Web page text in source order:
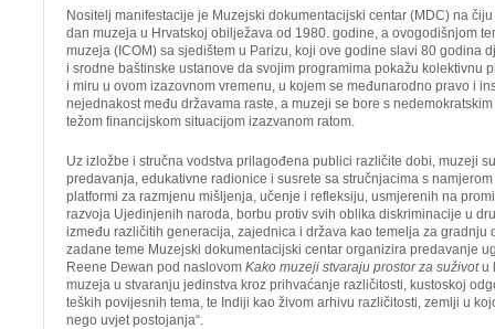
Nositelj manifestacije je Muzejski dokumentacijski centar (MDC) na
dan muzeja u Hrvatskoj obilježava od 1980. godine, a ovogodišnjom
muzeja (ICOM) sa sjedištem u Parizu, koji ove godine slavi 80 godina
i srodne baštinske ustanove da svojim programima pokažu kolektivnu
i miru u ovom izazovnom vremenu, u kojem se međunarodno pravo i
nejednakost među državama raste, a muzeji se bore s
težom financijskom situacijom izazvanom ratom.
Uz izložbe i stručna vodstva prilagođena publici različite dobi, muzeji
predavanja, edukativne radionice i susrete sa stručnjacima s
platformi za razmjenu mišljenja, učenje i refleksiju, usmjerenih na
razvoja Ujedinjenih naroda, borbu protiv svih oblika diskriminacije u
između različitih generacija, zajednica i država kao temelja za gradnju
zadane teme Muzejski dokumentacijski centar organizira predavanje
Reene Dewan pod naslovom Kako muzeji stvaraju prostor za suživotu
muzeja u stvaranju jedinstva kroz prihvaćanje različitosti, kustoskoj
teških povijesnih tema, te Indiji kao živom arhivu različitosti, zemlji u
nego uvjet postojanja“.